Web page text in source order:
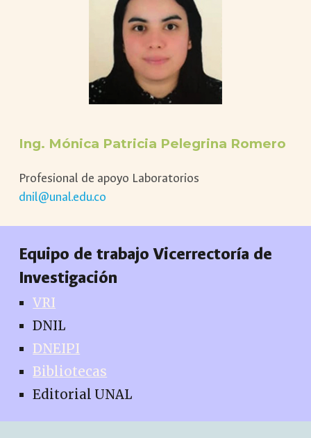
Ing. Mónica Patricia Pelegrina Romero
Profesional de apoyo Laboratorios
dnil@unal.edu.co
Equipo de trabajo Vicerrectoría de
Investigación
VRI
DNIL
DNEIPI
Bibliotecas
Editorial UNAL